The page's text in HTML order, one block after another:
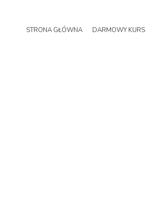
STRONA GŁÓWNA DARMOWY KURS